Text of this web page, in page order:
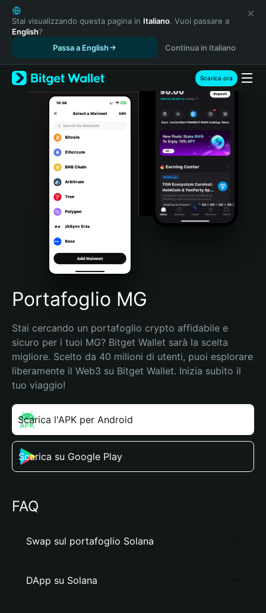
English
日本語
Tiếng Việt
Español (Latinoamérica)
Türkçe
Italiano
Português (Portugal)
Bahasa Indonesia
Português (Brasil)
Español (Argentina)
Stai visualizzando questa pagina in Italiano. Vuoi passare a
English?
Passa a English
Continua in Italiano
Scarica ora
Portafoglio MG
Stai cercando un portafoglio crypto affidabile e
sicuro per i tuoi MG? Bitget Wallet sarà la scelta
migliore. Scelto da 40 milioni di utenti, puoi esplorare
liberamente il Web3 su Bitget Wallet. Inizia subito il
tuo viaggio!
Scarica l'APK per Android
Scarica su Google Play
FAQ
Swap sul portafoglio Solana
DApp su Solana